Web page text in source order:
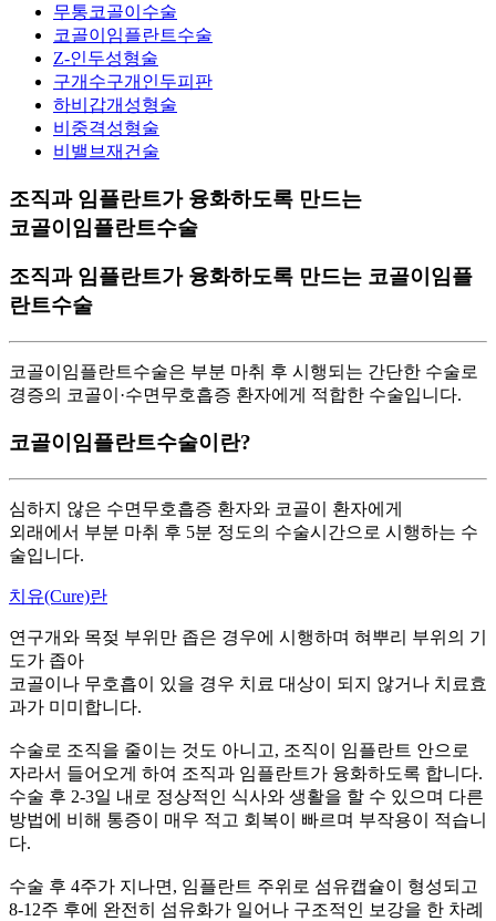
무통코골이수술
코골이임플란트수술
Z-인두성형술
구개수구개인두피판
하비갑개성형술
비중격성형술
비밸브재건술
조직과 임플란트가 융화하도록 만드는
코골이임플란트수술
조직과 임플란트가 융화하도록 만드는 코골이임플
란트수술
코골이임플란트수술은 부분 마취 후 시행되는 간단한 수술로
경증의 코골이·수면무호흡증 환자에게 적합한 수술입니다.
코골이임플란트수술이란?
심하지 않은 수면무호흡증 환자와 코골이 환자에게
외래에서 부분 마취 후 5분 정도의 수술시간으로 시행하는 수
술입니다.
치유(Cure)란
연구개와 목젖 부위만 좁은 경우에 시행하며 혀뿌리 부위의 기
도가 좁아
코골이나 무호흡이 있을 경우 치료 대상이 되지 않거나 치료효
과가 미미합니다.
수술로 조직을 줄이는 것도 아니고, 조직이 임플란트 안으로
자라서 들어오게 하여 조직과 임플란트가 융화하도록 합니다.
수술 후 2-3일 내로 정상적인 식사와 생활을 할 수 있으며 다른
방법에 비해 통증이 매우 적고 회복이 빠르며 부작용이 적습니
다.
수술 후 4주가 지나면, 임플란트 주위로 섬유캡슐이 형성되고
8-12주 후에 완전히 섬유화가 일어나 구조적인 보강을 한 차례